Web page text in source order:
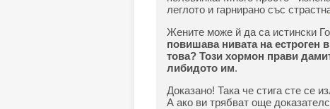
леглото и гарнирано със
Жените може й да са истински
повишава нивата на естроген
това? Този хормон прави
либидото им.
Доказано! Така че стига сте се
А ако ви трябват още